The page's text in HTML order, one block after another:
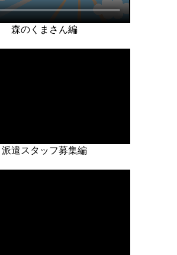
森のくまさん編
派遣スタッフ募集編